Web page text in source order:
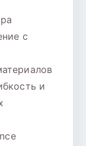
с
и